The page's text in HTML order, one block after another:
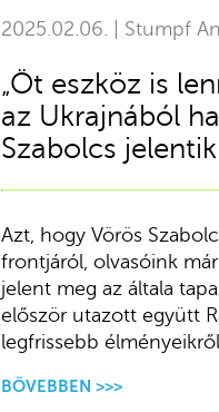
2025.02.06. | Stumpf
„Öt eszköz is
az Ukrajnából
Szabolcs jelentik
Azt, hogy Vörös
frontjáról, olvasóink
jelent meg az általa
először utazott együtt
legfrissebb
BŐVEBBEN >>>